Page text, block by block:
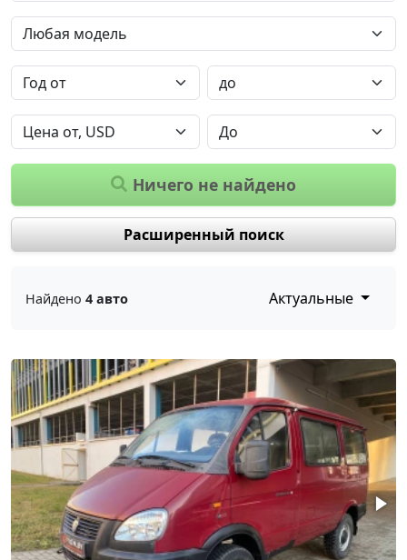
Ничего не найдено
Расширенный поиск
Найдено 4 авто Актуальные